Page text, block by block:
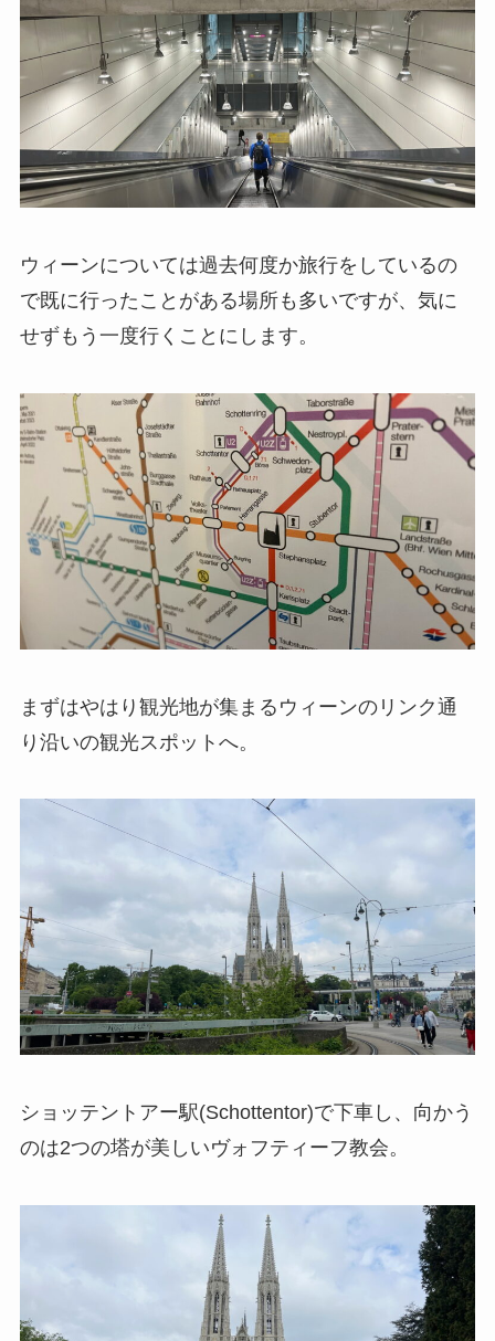
ウィーンについては過去何度か旅行をしているの
で既に行ったことがある場所も多いですが、気に
せずもう一度行くことにします。
まずはやはり観光地が集まるウィーンのリンク通
り沿いの観光スポットへ。
ショッテントアー駅(Schottentor)で下車し、向かう
のは2つの塔が美しいヴォフティーフ教会。